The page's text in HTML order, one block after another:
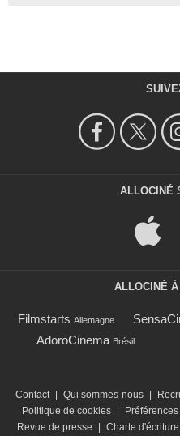
ALLOCINÉ
ALLOCINÉ
Filmstarts Allemagne
AdoroCinema Brésil
Contact Qui sommes-nous
Politique de cookies
Revue de presse
Charte d'écriture